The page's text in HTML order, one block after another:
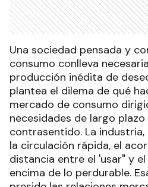
Una sociedad pensada y
consumo conlleva
producción inédita de
plantea el dilema de qué
mercado de consumo
necesidades de largo plazo
contrasentido. La
la circulación rápida, el
distancia entre el 'usar" y
encima de lo perdurable.